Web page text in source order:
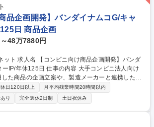
などを調整し商品化まで進行します。試作品の改
良い商品”へ磨き込んでいく仕事です。【変更の範
品企画開発】バンダイナムコG/キャ
日 商品企画
48万7880円
画開発】バンダ
の内容 大手コンビニ法人向け
た商品の企画立案や、製造メーカーと連携した開
や市場動向を読み、次のヒット商品を仕掛けるト
■大手コンビニ法人を中心に、IP
店頭キャンペーンや商品の企画立案■SNS分析によ
■権利元への企画提案と許諾交渉■大手食品・飲料
ツを起用したセールスプロモーション業務■製造
日120日以上
月平均残業時間20時間以内
り 完全週休2日制 土日祝休み